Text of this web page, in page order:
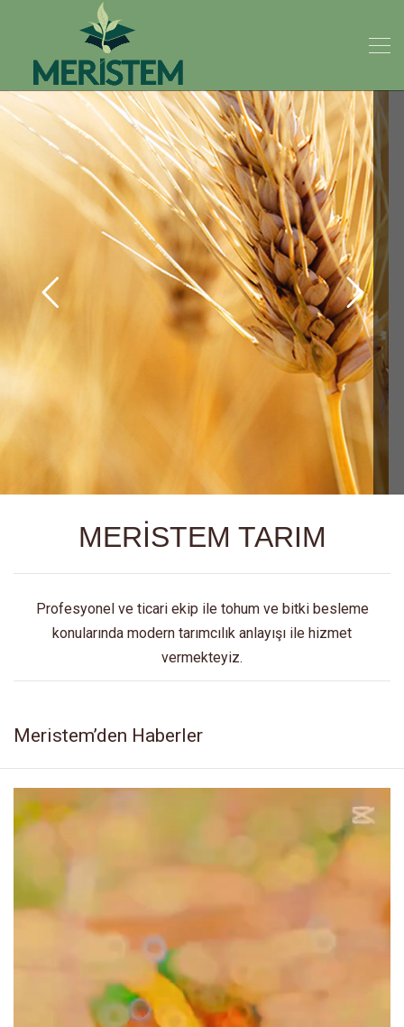
MERİSTEM TARIM
Profesyonel ve ticari ekip ile tohum ve bitki besleme
konularında modern tarımcılık anlayışı ile hizmet
vermekteyiz.
Meristem’den Haberler